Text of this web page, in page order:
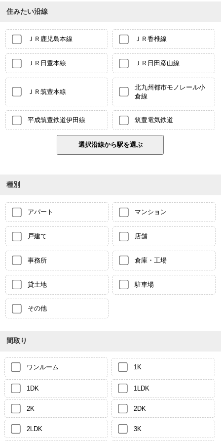
住みたい沿線
ＪＲ鹿児島本線 ＪＲ香椎線
ＪＲ日豊本線 ＪＲ日田彦山線
ＪＲ筑豊本線
北九州都市モノレール小
倉線
平成筑豊鉄道伊田線 筑豊電気鉄道
種別
アパート マンション
戸建て 店舗
事務所 倉庫・工場
貸土地 駐車場
その他
間取り
ワンルーム 1K
1DK 1LDK
2K 2DK
2LDK 3K